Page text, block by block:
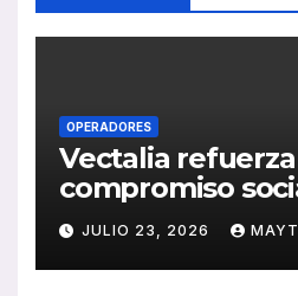
OPERADORES
Vectalia
compromiso
medioambiental
publicación de
de RSC 2025
JULIO 23, 2026